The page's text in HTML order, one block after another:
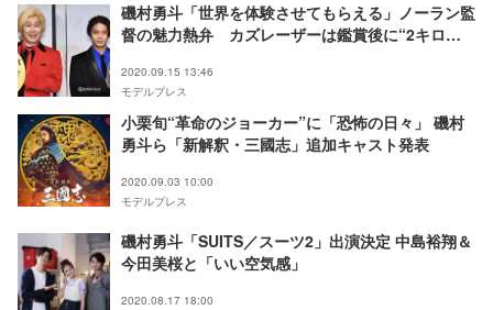
磯村勇斗「世界を体験させてもらえる」ノーラン監
督の魅力熱弁 カズレーザーは鑑賞後に“2キロ
2020.09.15 13:46
モデルプレス
小栗旬“革命のジョーカー”に「恐怖の日々」 磯村
勇斗ら「新解釈・三國志」追加キャスト発表
2020.09.03 10:00
モデルプレス
磯村勇斗「SUITS／スーツ2」出演決定 中島裕翔＆
今田美桜と「いい空気感」
2020.08.17 18:00